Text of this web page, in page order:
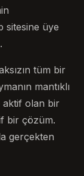
sitesine üye
tüm bir
mantıklı
aktif olan bir
bir çözüm.
gerçekten